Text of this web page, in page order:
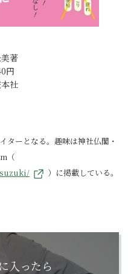
著
円
社
ターとなる。趣味は神社仏閣・
（
）に掲載している。
入ったら